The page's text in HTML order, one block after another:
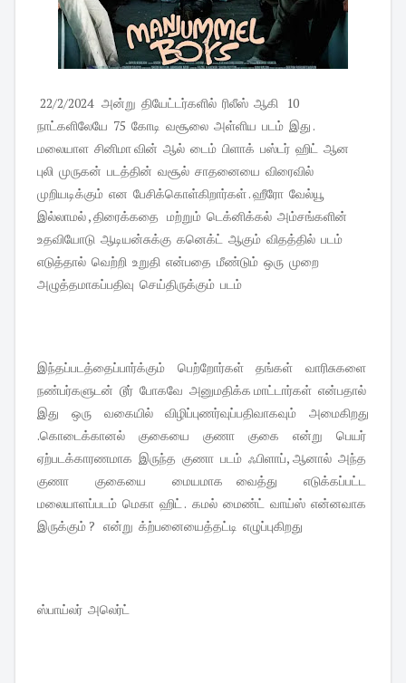
22/2/2024 அன்று தியேட்டர்களில் ரிலீஸ் ஆகி 10
நாட்களிலேயே 75 கோடி வசூலை அள்ளிய படம் இது .
மலையாள சினிமா வின் ஆல் டைம் பிளாக் பஸ்டர் ஹிட் ஆன
புலி முருகன் படத்தின் வசூல் சாதனையை விரைவில்
முறியடிக்கும் என பேசிக்கொள்கிறார்கள் . ஹீரோ வேல்யூ
இல்லாமல் , திரைக்கதை மற்றும் டெக்னிக்கல் அம்சங்களின்
உதவியோடு ஆடியன்சுக்கு கனெக்ட் ஆகும் விதத்தில் படம்
எடுத்தால் வெற்றி உறுதி என்பதை மீண்டும் ஒரு முறை
அழுத்தமாகப்பதிவு செய்திருக்கும் படம்
இந்தப்படத்தைப்பார்க்கும் பெற்றோர்கள் தங்கள் வாரிசுகளை
நண்பர்களுடன் டூர் போகவே அனுமதிக்க மாட்டார்கள் என்பதால்
இது ஒரு வகையில் விழிப்புணர்வுப்பதிவாகவும் அமைகிறது
.கொடைக்கானல் குகையை குணா குகை என்று பெயர்
ஏற்படக்காரணமாக இருந்த குணா படம் ஃபிளாப், ஆனால் அந்த
குணா குகையை மையமாக வைத்து எடுக்கப்பட்ட
மலையாளப்படம் மெகா ஹிட் . கமல் மைண்ட் வாய்ஸ் என்னவாக
இருக்கும் ? என்று க்ற்பனையைத்தட்டி எழுப்புகிறது
ஸ்பாய்லர் அலெர்ட்